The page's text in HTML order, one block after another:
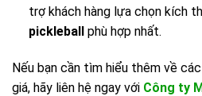
trợ khách hàng lựa chọn kích
pickleballphù hợp nhất.
Nếu bạn cần tìm hiểu thêm về
giá, hãy liên hệ ngay với Công ty